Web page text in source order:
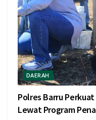
DAERAH
Polres Barru
Lewat Program